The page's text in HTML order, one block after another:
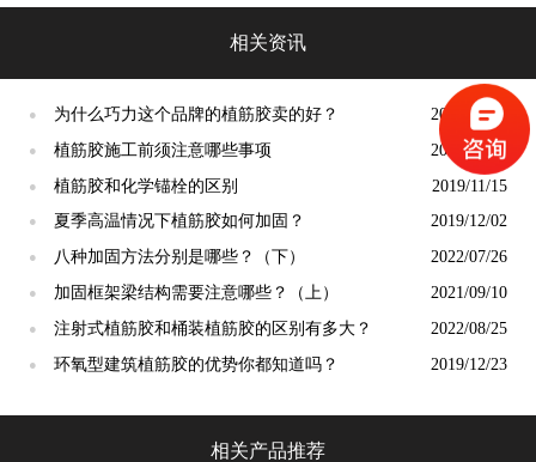
相关资讯
● 为什么巧力这个品牌的植筋胶卖的好？ 2020/01/13
● 植筋胶施工前须注意哪些事项 2022/04/20
● 植筋胶和化学锚栓的区别 2019/11/15
● 夏季高温情况下植筋胶如何加固？ 2019/12/02
● 八种加固方法分别是哪些？（下） 2022/07/26
● 加固框架梁结构需要注意哪些？（上） 2021/09/10
● 注射式植筋胶和桶装植筋胶的区别有多大？ 2022/08/25
● 环氧型建筑植筋胶的优势你都知道吗？ 2019/12/23
相关产品推荐